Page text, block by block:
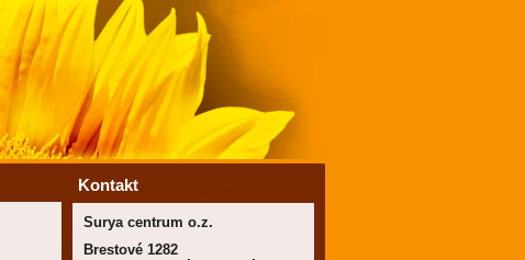
Kontakt
Surya centrum o.z.
Brestové 1282